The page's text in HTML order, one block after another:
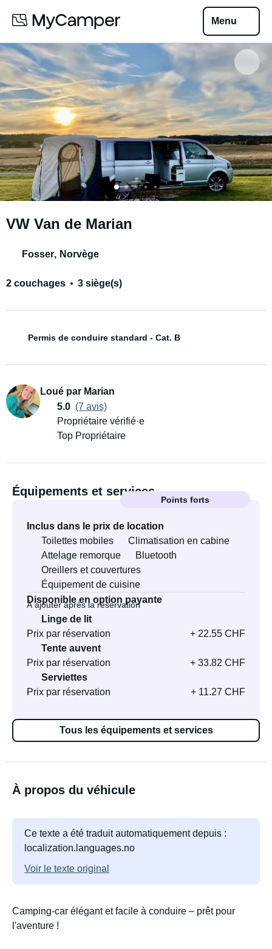
Menu
VW Van de Marian
Fosser, Norvège
2 couchages 3 siège(s)
Permis de conduire standard - Cat. B
Loué par Marian
5.0 (7 avis)
Propriétaire vérifié·e
Top Propriétaire
Équipements et services
Points forts
Inclus dans le prix de location
Toilettes mobiles
Climatisation en cabine
Attelage remorque
Bluetooth
Oreillers et couvertures
Équipement de cuisine
Disponible en option payante
À ajouter après la réservation
Linge de lit
Prix par réservation
+ 22.55 CHF
Tente auvent
Prix par réservation
+ 33.82 CHF
Serviettes
Prix par réservation
+ 11.27 CHF
Tous les équipements et services
À propos du véhicule
Ce texte a été traduit automatiquement depuis :
localization.languages.no
Voir le texte original
Camping-car élégant et facile à conduire – prêt pour
l'aventure !